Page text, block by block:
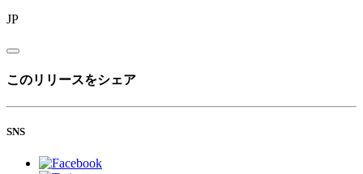
JP
このリリースをシェア
SNS